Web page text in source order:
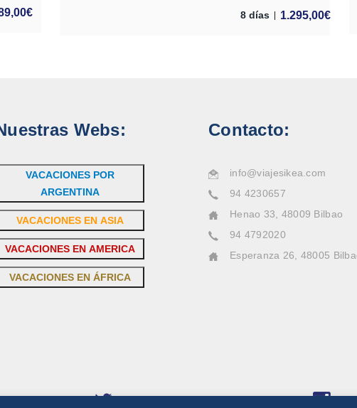
€ 8 días 1.295,00€
Webs:
VACACIONES POR
ARGENTINA
VACACIONES EN ASIA
VACACIONES EN AMERICA
VACACIONES EN ÁFRICA
Contacto:
info@viajesikea.com
94 4230657
Henao 33, 48009 Bilbao
94 4792020
Esperanza 26, 48005